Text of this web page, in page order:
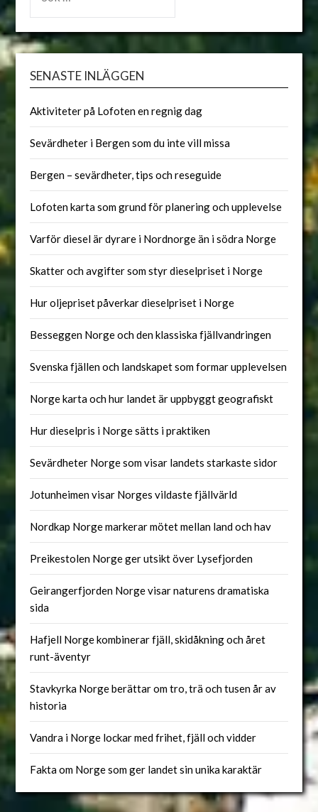
SENASTE INLÄGGEN
Aktiviteter på Lofoten en regnig dag
Sevärdheter i Bergen som du inte vill missa
Bergen – sevärdheter, tips och reseguide
Lofoten karta som grund för planering och upplevelse
Varför diesel är dyrare i Nordnorge än i södra Norge
Skatter och avgifter som styr dieselpriset i Norge
Hur oljepriset påverkar dieselpriset i Norge
Besseggen Norge och den klassiska fjällvandringen
Svenska fjällen och landskapet som formar upplevelsen
Norge karta och hur landet är uppbyggt geografiskt
Hur dieselpris i Norge sätts i praktiken
Sevärdheter Norge som visar landets starkaste sidor
Jotunheimen visar Norges vildaste fjällvärld
Nordkap Norge markerar mötet mellan land och hav
Preikestolen Norge ger utsikt över Lysefjorden
Geirangerfjorden Norge visar naturens dramatiska
sida
Hafjell Norge kombinerar fjäll, skidåkning och året
runt-äventyr
Stavkyrka Norge berättar om tro, trä och tusen år av
historia
Vandra i Norge lockar med frihet, fjäll och vidder
Fakta om Norge som ger landet sin unika karaktär